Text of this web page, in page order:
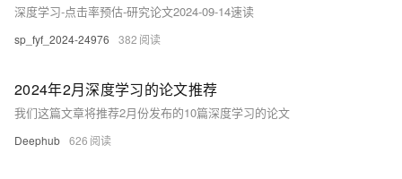
深度学习-点击率预估-研究论文2024-09-14速读
sp_fyf_2024-24976 382
2024年2月深度学习的论文推荐
我们这篇文章将推荐2月份发布的10篇深度学习的论文
Deephub 626